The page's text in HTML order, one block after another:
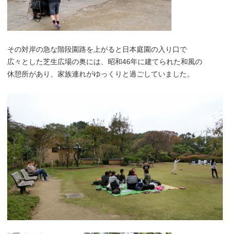
その対岸の急な階段園路を上がると日本庭園の入り口で
広々とした芝生広場の奥には、昭和46年に建てられた和風の
休憩所があり、家族連れがゆっくりと過ごしていました。